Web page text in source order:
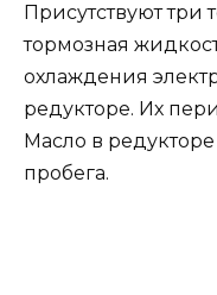
Присутствуют три
тормозная
охлаждения
редукторе. Их
Масло в
пробега.